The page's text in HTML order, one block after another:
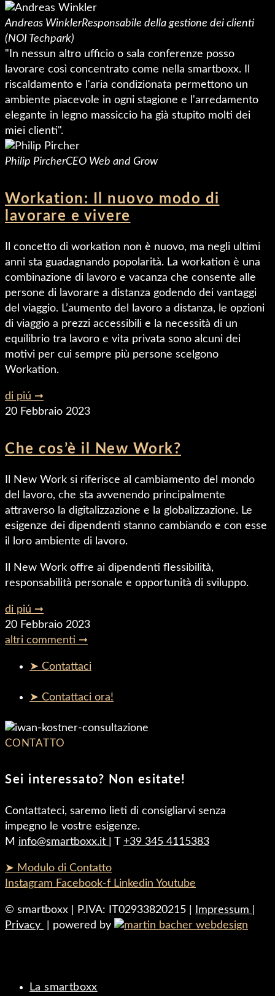
Andreas WinklerResponsabile della gestione dei clienti
(NOI Techpark)
"In nessun altro ufficio o sala conferenze posso
lavorare così concentrato come nella smartboxx. Il
riscaldamento e l'aria condizionata permettono un
ambiente piacevole in ogni stagione e l'arredamento
elegante in legno massiccio ha già stupito molti dei
miei clienti".
Philip PircherCEO Web and Grow
Workation: Il nuovo modo di
lavorare e vivere
Il concetto di workation non è nuovo, ma negli ultimi
anni sta guadagnando popolarità. La workation è una
combinazione di lavoro e vacanza che consente alle
persone di lavorare a distanza godendo dei vantaggi
del viaggio. L’aumento del lavoro a distanza, le opzioni
di viaggio a prezzi accessibili e la necessità di un
equilibrio tra lavoro e vita privata sono alcuni dei
motivi per cui sempre più persone scelgono
Workation.
di piú ➞
20 Febbraio 2023
Che cos’è il New Work?
Il New Work si riferisce al cambiamento del mondo
del lavoro, che sta avvenendo principalmente
attraverso la digitalizzazione e la globalizzazione. Le
esigenze dei dipendenti stanno cambiando e con esse
il loro ambiente di lavoro.
Il New Work offre ai dipendenti flessibilità,
responsabilità personale e opportunità di sviluppo.
di piú ➞
20 Febbraio 2023
altri commenti ➞
➤ Contattaci
➤ Contattaci ora!
CONTATTO
Sei interessato? Non esitate!
Contattateci, saremo lieti di consigliarvi senza
impegno le vostre esigenze.
M info@smartboxx.it | T +39 345 4115383
➤ Modulo di Contatto
Instagram Facebook-f Linkedin Youtube
© smartboxx | P.IVA: IT02933820215 | Impressum
Privacy
| powered by
La smartboxx